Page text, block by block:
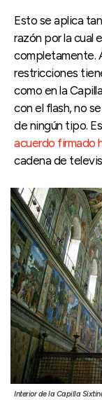
Esto se aplica
razón por la cual
completamente.
restricciones
como en la
con el flash, no
de ningún tipo.
acuerdo firmado
cadena de
Interior de la Capilla